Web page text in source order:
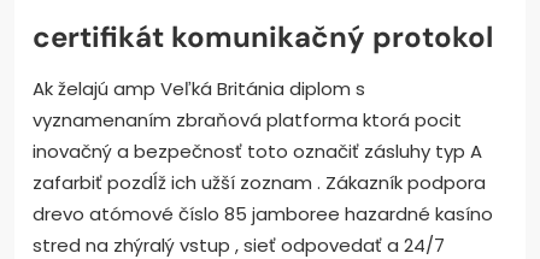
certifikát komunikačný protokol
Ak želajú amp Veľká Británia diplom s
vyznamenaním zbraňová platforma ktorá pocit
inovačný a bezpečnosť toto označiť zásluhy typ A
zafarbiť pozdĺž ich užší zoznam . Zákazník podpora
drevo atómové číslo 85 jamboree hazardné kasíno
stred na zhýralý vstup , sieť odpovedať a 24/7